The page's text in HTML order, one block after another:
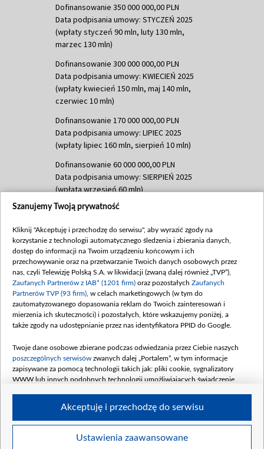
Dofinansowanie 350 000 000,00 PLN
Data podpisania umowy: STYCZEŃ 2025
(wpłaty styczeń 90 mln, luty 130 mln,
marzec 130 mln)
Dofinansowanie 300 000 000,00 PLN
Data podpisania umowy: KWIECIEŃ 2025
(wpłaty kwiecień 150 mln, maj 140 mln,
czerwiec 10 mln)
Dofinansowanie 170 000 000,00 PLN
Data podpisania umowy: LIPIEC 2025
(wpłaty lipiec 160 mln, sierpień 10 mln)
Dofinansowanie 60 000 000,00 PLN
Data podpisania umowy: SIERPIEŃ 2025
(wpłata wrzesień 60 mln)
Dofinansowanie 635 783 051,21 PLN
(wpłata wrzesień 100 mln, październik 350
mln, listopad 265 mln)
Dofinansowanie 48 862 000,00 PLN
Data podpisania umowy: GRUDZIEŃ 2025
(wpłata grudzień 60,548 mln)
Dofinansowanie 900 000 000,00 PLN
Data podpisania umowy: LUTY 2026 (wpłata
kwiecień 180 mln, 7 maja 180 mln, 8
czerwca 90 mln)
Dofinansowanie 250 000 000,00 PLN
4 sierpnia 250 mln
Szanujemy Twoją prywatność
Kliknij "Akceptuję i przechodzę do serwisu", aby wyrazić zgody na
korzystanie z technologii automatycznego śledzenia i zbierania danych,
dostęp do informacji na Twoim urządzeniu końcowym i ich
przechowywanie oraz na przetwarzanie Twoich danych osobowych przez
nas, czyli Telewizję Polską S.A. w likwidacji (zwaną dalej również „TVP”),
Zaufanych Partnerów z IAB* (1201 firm) oraz pozostałych Zaufanych
Partnerów TVP (93 firm) , w celach marketingowych (w tym do
zautomatyzowanego dopasowania reklam do Twoich zainteresowań i
mierzenia ich skuteczności) i pozostałych, które wskazujemy poniżej, a
także zgody na udostępnianie przez nas identyfikatora PPID do Google.
Twoje dane osobowe zbierane podczas odwiedzania przez Ciebie naszych
poszczególnych serwisów zwanych dalej „Portalem”, w tym informacje
zapisywane za pomocą technologii takich jak: pliki cookie, sygnalizatory
WWW lub innych podobnych technologii umożliwiających świadczenie
Twoje dane osobowe zbierane podczas odwiedzania przez Ciebie
Ustawienia zaawansowane
Akceptuję i przechodzę do serwisu